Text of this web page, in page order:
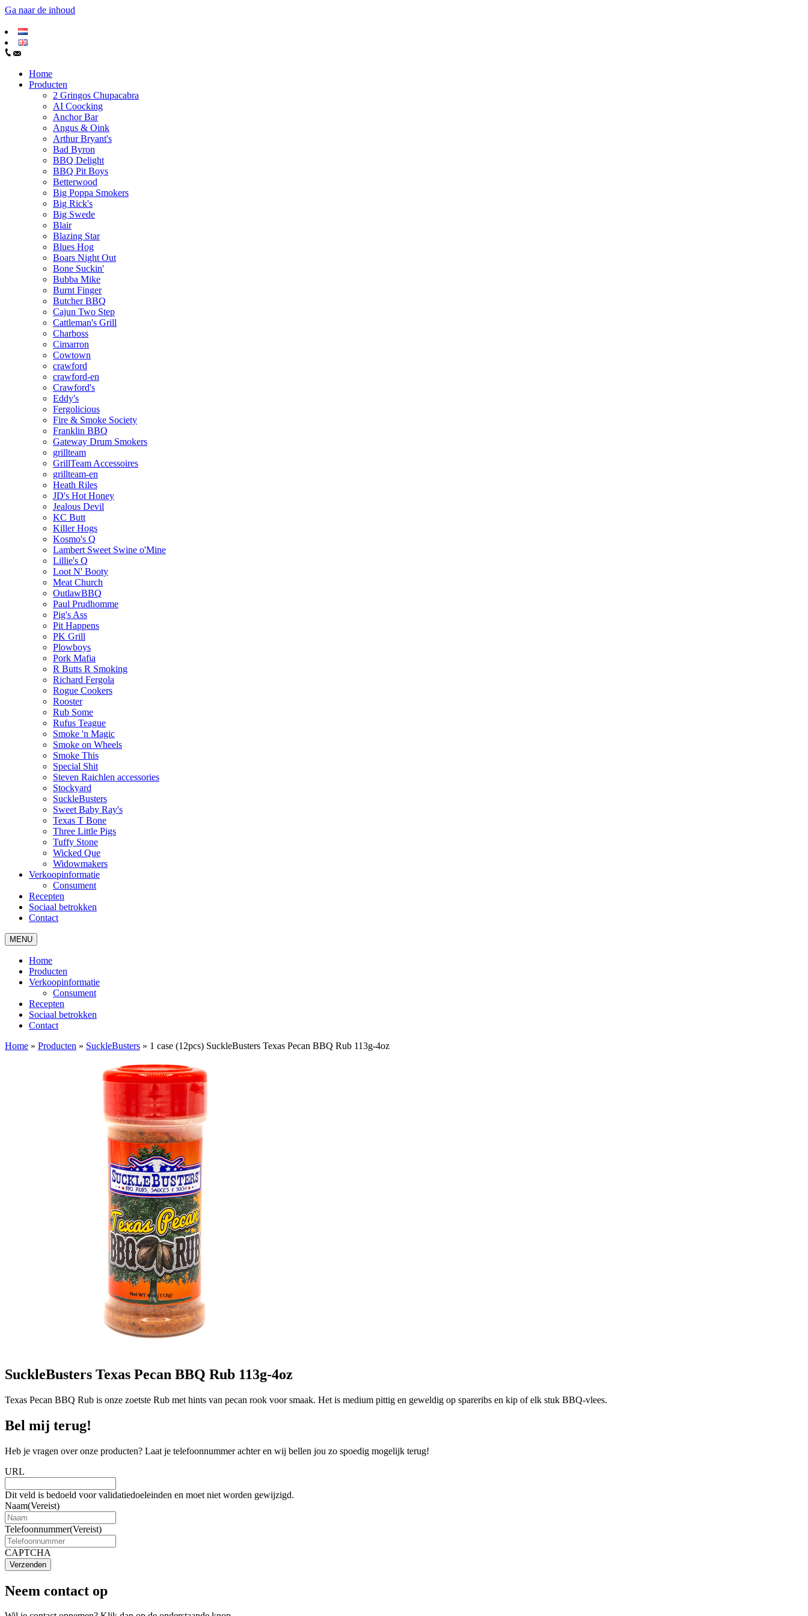
Ga naar de inhoud
Home
Producten
2 Gringos Chupacabra
AI Coocking
Anchor Bar
Angus & Oink
Arthur Bryant's
Bad Byron
BBQ Delight
BBQ Pit Boys
Betterwood
Big Poppa Smokers
Big Rick's
Big Swede
Blair
Blazing Star
Blues Hog
Boars Night Out
Bone Suckin'
Bubba Mike
Burnt Finger
Butcher BBQ
Cajun Two Step
Cattleman's Grill
Charboss
Cimarron
Cowtown
crawford
crawford-en
Crawford's
Eddy's
Fergolicious
Fire & Smoke Society
Franklin BBQ
Gateway Drum Smokers
grillteam
GrillTeam Accessoires
grillteam-en
Heath Riles
JD's Hot Honey
Jealous Devil
KC Butt
Killer Hogs
Kosmo's Q
Lambert Sweet Swine o'Mine
Lillie's Q
Loot N' Booty
Meat Church
OutlawBBQ
Paul Prudhomme
Pig's Ass
Pit Happens
PK Grill
Plowboys
Pork Mafia
R Butts R Smoking
Richard Fergola
Rogue Cookers
Rooster
Rub Some
Rufus Teague
Smoke 'n Magic
Smoke on Wheels
Smoke This
Special Shit
Steven Raichlen accessories
Stockyard
SuckleBusters
Sweet Baby Ray's
Texas T Bone
Three Little Pigs
Tuffy Stone
Wicked Que
Widowmakers
Verkoopinformatie
Consument
Recepten
Sociaal betrokken
Contact
MENU
Home
Producten
Verkoopinformatie
Consument
Recepten
Sociaal betrokken
Contact
Home » Producten » SuckleBusters » 1 case (12pcs) SuckleBusters Texas Pecan BBQ Rub 113g-4oz
SuckleBusters Texas Pecan BBQ Rub 113g-4oz
Texas Pecan BBQ Rub is onze zoetste Rub met hints van pecan rook voor smaak. Het is medium pittig en geweldig op spareribs en kip of elk stuk BBQ-vlees.
Bel mij terug!
Heb je vragen over onze producten? Laat je telefoonnummer achter en wij bellen jou zo spoedig mogelijk terug!
URL
Dit veld is bedoeld voor validatiedoeleinden en moet niet worden gewijzigd.
Naam(Vereist)
Telefoonnummer(Vereist)
CAPTCHA
Verzenden
Neem contact op